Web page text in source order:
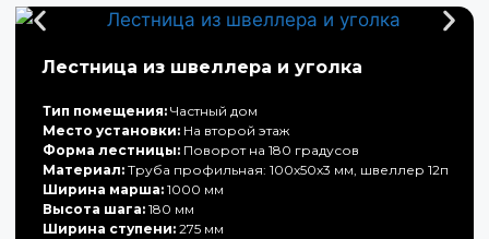
Лестница из швеллера и уголка
Тип помещения: Частный дом
Место установки: На второй этаж
Форма лестницы: Поворот на 180 градусов
Материал: Труба профильная: 100х50х3 мм, швеллер 12п
Ширина марша: 1000 мм
Высота шага: 180 мм
Ширина ступени: 275 мм